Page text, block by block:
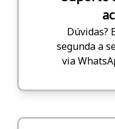
Dúvidas?
segunda a
via